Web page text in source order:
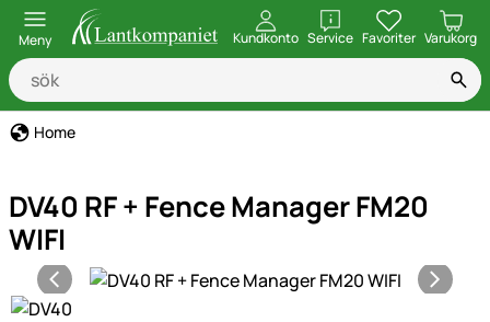
Meny Kundkonto ServiceöppnaFavoriter Varukorg
Home
DV40 RF + Fence Manager FM20
WIFI
Produktgaleri